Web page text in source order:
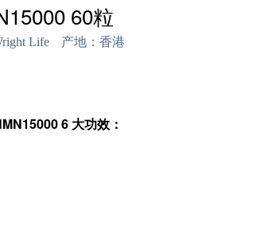
60粒
Life 产地： 香港
6 大功效：